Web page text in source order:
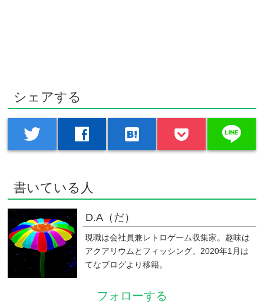
シェアする
twitter facebook hatenabookmark line
書いている人
D.A（だ）
現職は会社員兼レトロゲーム収集家。趣味は
アクアリウムとフィッシング。2020年1月は
てなブログより移籍。
フォローする